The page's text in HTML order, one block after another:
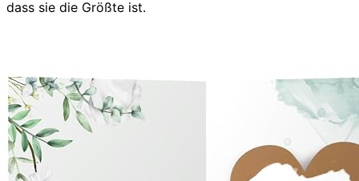
dass sie die Größte ist.